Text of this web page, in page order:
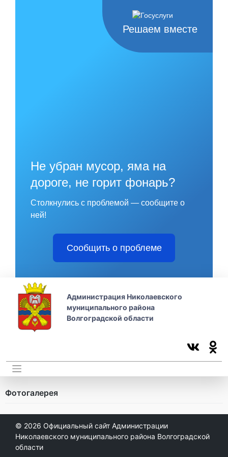
Решаем вместе
Не убран мусор, яма на
дороге, не горит фонарь?
Столкнулись с проблемой — сообщите о
ней!
Сообщить о проблеме
Администрация Николаевского
муниципального района
Волгоградской области
Фотогалерея
© 2026 Официальный сайт Администрации
Николаевского муниципального района Волгоградской
области